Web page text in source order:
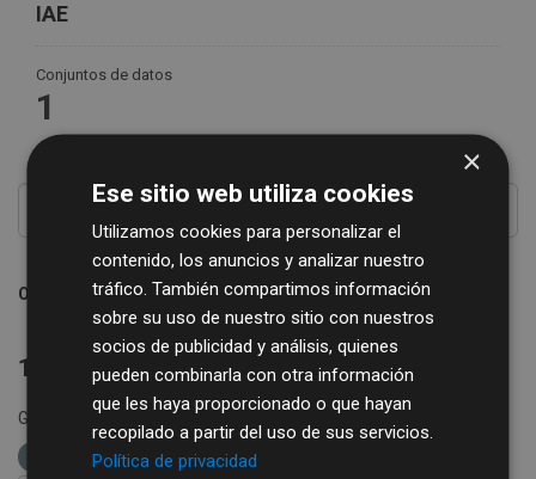
IAE
Conjuntos de datos
1
Ordenar por
1 conjunto de datos encontrado
Grupos: IAE Formatos: etiquetas:
impuestos
×
Ese sitio web utiliza cookies
Utilizamos cookies para personalizar el
contenido, los anuncios y analizar nuestro
tráfico. También compartimos información
sobre su uso de nuestro sitio con nuestros
socios de publicidad y análisis, quienes
pueden combinarla con otra información
que les haya proporcionado o que hayan
recopilado a partir del uso de sus servicios.
Política de privacidad